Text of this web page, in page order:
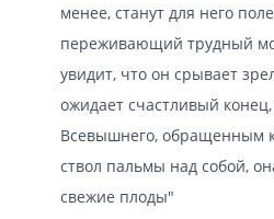
менее, станут для него
переживающий трудный
увидит, что он срывает
ожидает счастливый
Всевышнего, обращенным
ствол пальмы над собой,
свежие плоды"